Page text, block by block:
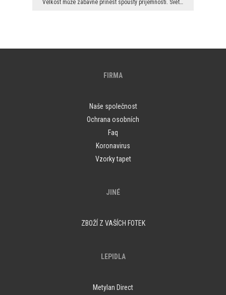
Velkost může zábavné přinést spousty příjemnosti. Svět je krásný, ale jeho částečné zvětšení nebo...
FIRMA
Naše společnost
Ochrana osobních
Faq
Koronavirus
Vzorky tapet
JINÉ
ZBOŽÍ Z VAŠÍCH FOTEK
LEPIDLA
Metylan Direct